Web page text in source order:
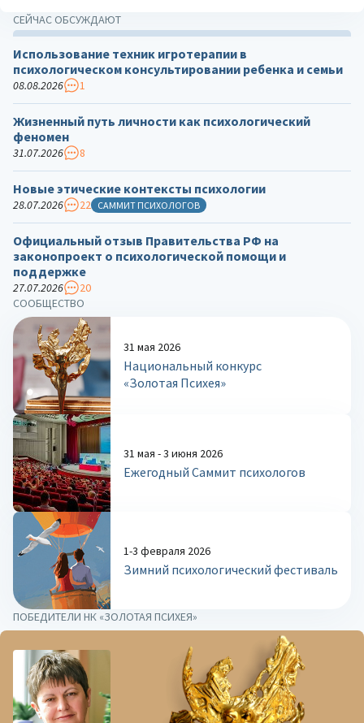
СООБЩЕСТВО
31 мая 2026
Национальный конкурс
«Золотая Психея»
31 мая - 3 июня 2026
Ежегодный Саммит психологов
1-3 февраля 2026
Зимний психологический фестиваль
СЕЙЧАС ОБСУЖДАЮТ
Использование техник игротерапии в
психологическом консультировании ребенка и семьи
08.08.2026 1
Жизненный путь личности как психологический
феномен
31.07.2026 8
Новые этические контексты психологии
28.07.2026 22 САММИТ ПСИХОЛОГОВ
Официальный отзыв Правительства РФ на
законопроект о психологической помощи и
поддержке
27.07.2026 20
ПОБЕДИТЕЛИ НК «ЗОЛОТАЯ ПСИХЕЯ»